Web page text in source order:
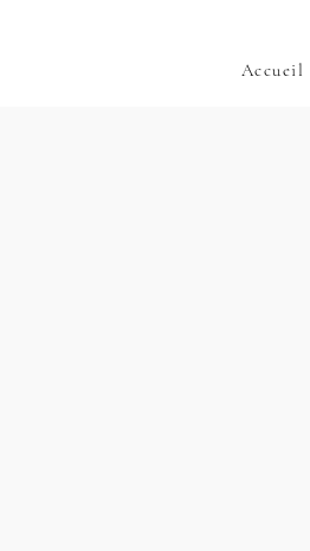
Accueil